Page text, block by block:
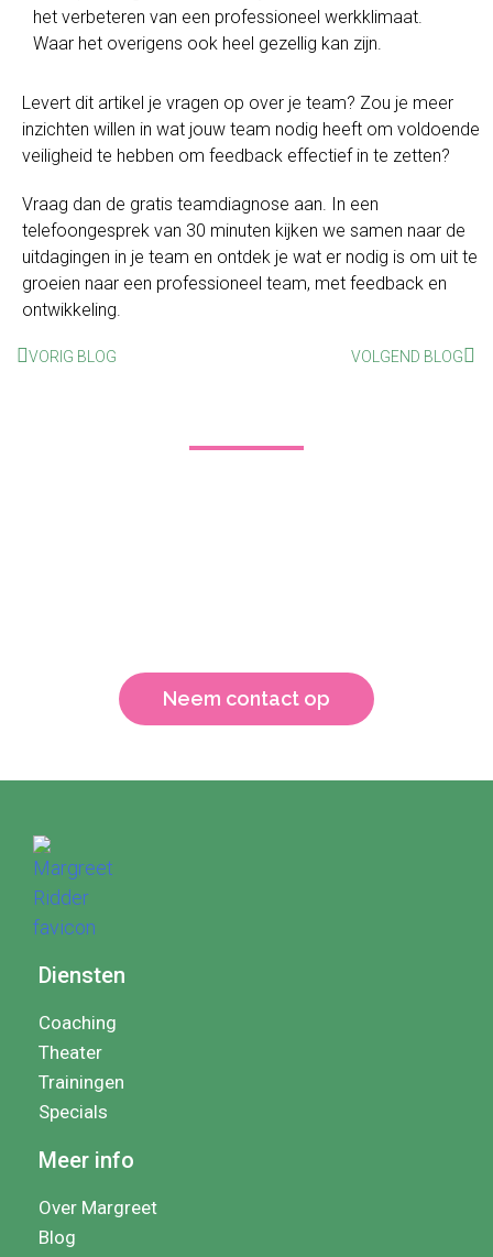
het verbeteren van een professioneel werkklimaat.
Waar het overigens ook heel gezellig kan zijn.
Levert dit artikel je vragen op over je team? Zou je meer
inzichten willen in wat jouw team nodig heeft om voldoende
veiligheid te hebben om feedback effectief in te zetten?
Vraag dan de gratis teamdiagnose aan. In een
telefoongesprek van 30 minuten kijken we samen naar de
uitdagingen in je team en ontdek je wat er nodig is om uit te
groeien naar een professioneel team, met feedback en
ontwikkeling.
VORIG BLOG VOLGEND BLOG
Neem contact op
Diensten
Coaching
Theater
Trainingen
Specials
Meer info
Over Margreet
Blog